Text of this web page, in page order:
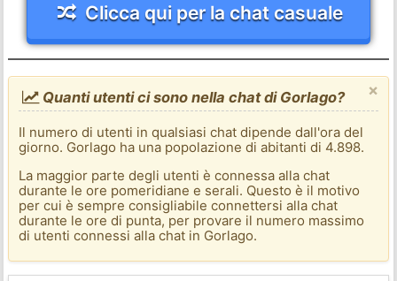
Clicca qui per la chat casuale
×
Quanti utenti ci sono nella chat di Gorlago?
Il numero di utenti in qualsiasi chat dipende dall'ora del
giorno. Gorlago ha una popolazione di abitanti di 4.898.
La maggior parte degli utenti è connessa alla chat
durante le ore pomeridiane e serali. Questo è il motivo
per cui è sempre consigliabile connettersi alla chat
durante le ore di punta, per provare il numero massimo
di utenti connessi alla chat in Gorlago.